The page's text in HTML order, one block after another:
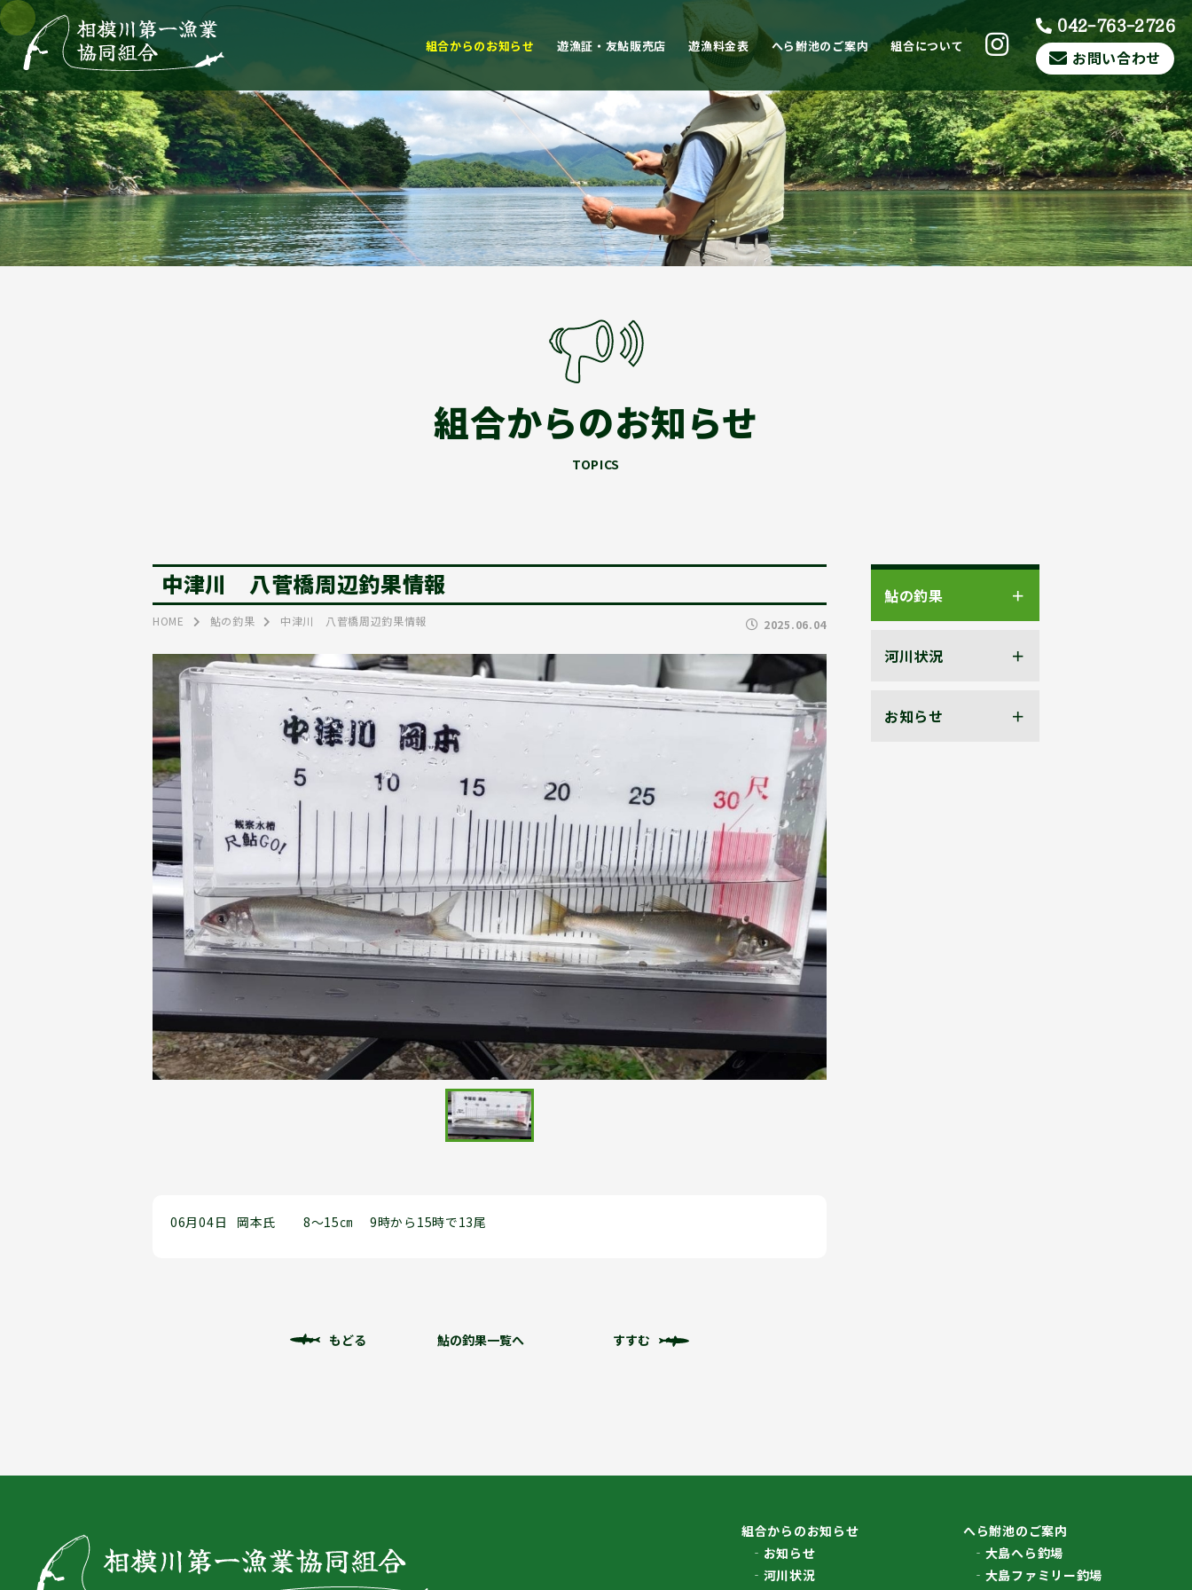
組合からのお知らせ 遊漁証・友鮎販売店 遊漁料金表 へら鮒池のご案内 組合について
042-763-2726
お問い合わせ
組合からのお知らせ
TOPICS
中津川 八菅橋周辺釣果情報
HOME 鮎の釣果 中津川 八菅橋周辺釣果情報 2025.06.04
06月04日 岡本氏 8～15㎝ 9時から15時で13尾
もどる 鮎の釣果一覧へ すすむ
鮎の釣果
河川状況
お知らせ
組合からのお知らせ
お知らせ
河川状況
へら鮒池のご案内
大島へら釣場
大島ファミリー釣場